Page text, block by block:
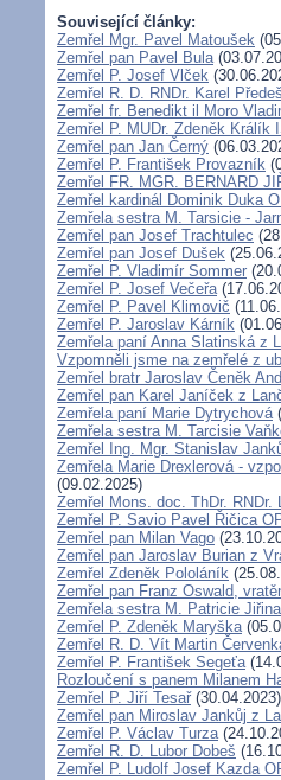
Související články:
Zemřel Mgr. Pavel Matoušek
Zemřel pan Pavel Bula
Zemřel P. Josef Vlček
Zemřel R. D. RNDr. Karel
Zemřel fr. Benedikt il Moro
Zemřel P. MUDr. Zdeněk Králík
Zemřel pan Jan Černý
Zemřel P. František Provazník
Zemřel FR. MGR. BERNARD
Zemřel kardinál Dominik Duka
Zemřela sestra M. Tarsicie -
Zemřel pan Josef Trachtulec
Zemřel pan Josef Dušek
Zemřel P. Vladimír Sommer
Zemřel P. Josef Večeřa
Zemřel P. Pavel Klimovič
Zemřel P. Jaroslav Kárník
Zemřela paní Anna Slatinská z
Vzpomněli jsme na zemřelé z
Zemřel bratr Jaroslav Čeněk
Zemřel pan Karel Janíček z
Zemřela paní Marie Dytrychová
Zemřela sestra M. Tarcisie
Zemřel Ing. Mgr. Stanislav
Zemřela Marie Drexlerová -
(09.02.2025)
Zemřel Mons. doc. ThDr.
Zemřel P. Savio Pavel Řičica
Zemřel pan Milan Vago
Zemřel pan Jaroslav Burian z
Zemřel Zdeněk Pololáník
Zemřel pan Franz Oswald,
Zemřela sestra M. Patricie
Zemřel P. Zdeněk Maryška
Zemřel R. D. Vít Martin
Zemřel P. František Segeťa
Rozloučení s panem Milanem
Zemřel P. Jiří Tesař(30.04.2023)
Zemřel pan Miroslav Jankůj z
Zemřel P. Václav Turza
Zemřel R. D. Lubor Dobeš
Zemřel P. Ludolf Josef Kazda